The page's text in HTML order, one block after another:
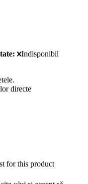
Indisponibil
directe
for this product